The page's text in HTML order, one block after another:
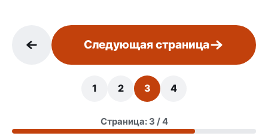
Следующая страница
1 2 3 4
Страница: 3 / 4